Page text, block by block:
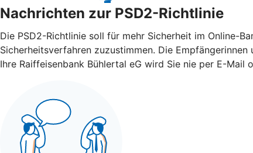
Nachrichten zur PSD2-Richtlinie
Die PSD2-Richtlinie soll für mehr Sicherheit im Online-
Sicherheitsverfahren zuzustimmen. Die
Ihre Raiffeisenbank Bühlertal eG wird Sie nie per E-